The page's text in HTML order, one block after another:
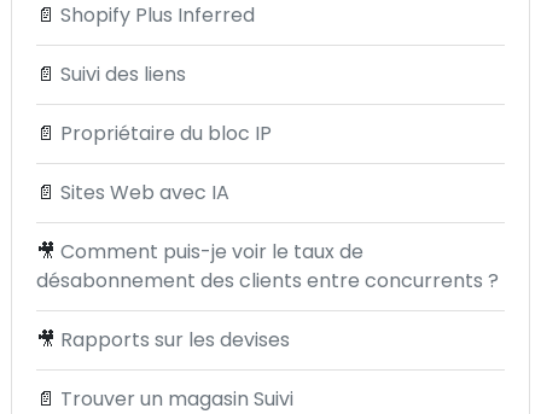
📄 Shopify Plus Inferred
📄 Suivi des liens
📄 Propriétaire du bloc IP
📄 Sites Web avec IA
🎥 Comment puis-je voir le taux de
désabonnement des clients entre concurrents ?
🎥 Rapports sur les devises
📄 Trouver un magasin Suivi